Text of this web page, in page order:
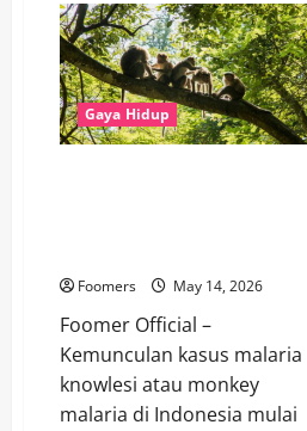
Dulu
Dicibir,
Maid
Cafe
Tokyo
Kini
Jadi
Magnet
Turis
Gaya Hidup
Foomers May 14, 2026
Foomer Official –
Kemunculan kasus malaria
knowlesi atau monkey
malaria di Indonesia mulai